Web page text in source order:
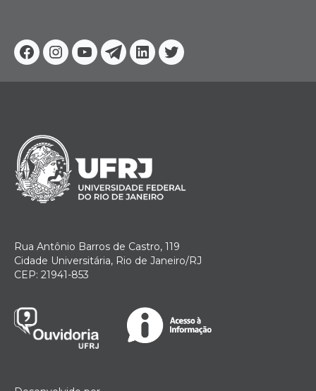
Facebook
Instagram
YoutubeTelegram
Linkedin
Twitter
Rua Antônio Barros de Castro, 119
Cidade Universitária, Rio de Janeiro/RJ
CEP: 21941-853